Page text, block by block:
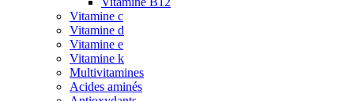
Vitamine c
Vitamine d
Vitamine e
Vitamine k
Multivitamines
Acides aminés